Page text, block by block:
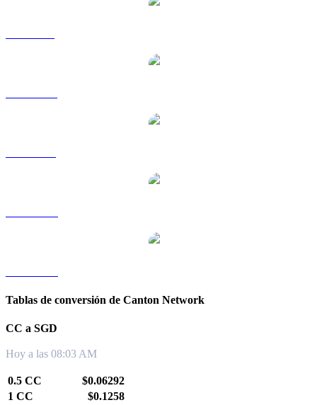
Tablas de conversión de Canton Network
CC a SGD
Hoy a las 08:03 AM
0.5 CC
$0.06292
1 CC
$0.1258